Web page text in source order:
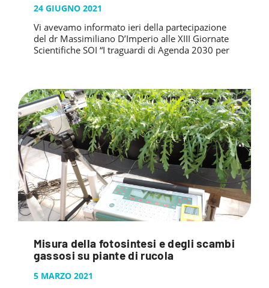
24 GIUGNO 2021
Vi avevamo informato ieri della partecipazione
del dr Massimiliano D’Imperio alle XIII Giornate
Scientifiche SOI “I traguardi di Agenda 2030 per
Misura della fotosintesi e degli scambi
gassosi su piante di rucola
5 MARZO 2021